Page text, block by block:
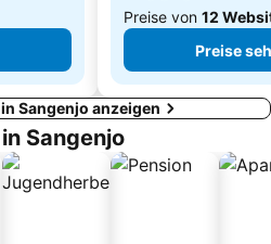
Preise von 12
Preise
Sangenjo anzeigen
Sangenjo